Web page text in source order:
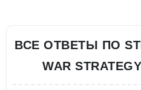
ВСЕ ОТВЕТЫ ПО
WAR